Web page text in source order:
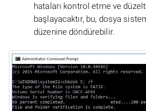
hataları kontrol etme ve
başlayacaktır, bu, dosya
düzenine döndürebilir.